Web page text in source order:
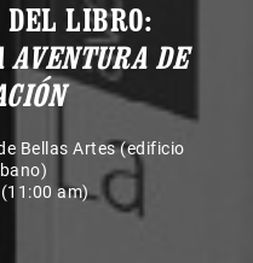
DEL LIBRO:
AVENTURA DE
Bellas Artes (edificio
am)